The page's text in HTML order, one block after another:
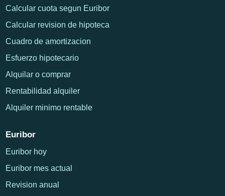
Calcular cuota segun Euribor
Calcular revision de hipoteca
Cuadro de amortizacion
Esfuerzo hipotecario
Alquilar o comprar
Rentabilidad alquiler
Alquiler minimo rentable
Euribor
Euribor hoy
Euribor mes actual
Revision anual